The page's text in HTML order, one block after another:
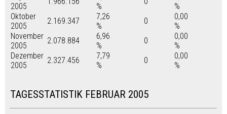
2005
%
%
Oktober
2005
2.169.347
7,26
%
0
0,00
%
November
2005
2.078.884
6,96
%
0
0,00
%
Dezember
2005
2.327.456
7,79
%
0
0,00
%
TAGESSTATISTIK FEBRUAR 2005